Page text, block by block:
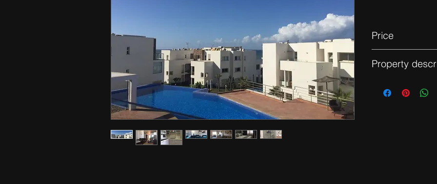
Price
Property
double salon qui